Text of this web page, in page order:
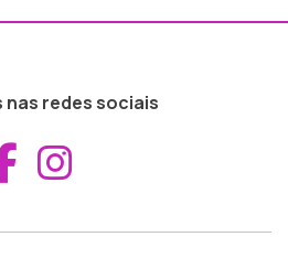
nas redes sociais
Aceder ao